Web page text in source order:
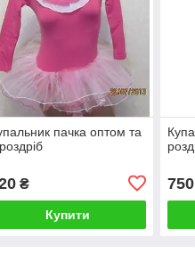
пачка оптом та
₴
Купити
750